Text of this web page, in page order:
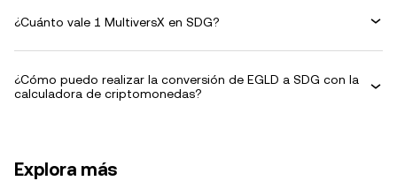
¿Cuánto vale 1 MultiversX en SDG?
¿Cómo puedo realizar la conversión de EGLD a SDG con la
calculadora de criptomonedas?
Explora más